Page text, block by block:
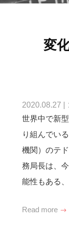
変
2020.08.27
世界中で新
り組んでい
機関）のテ
務局長は、
能性もある
Read more